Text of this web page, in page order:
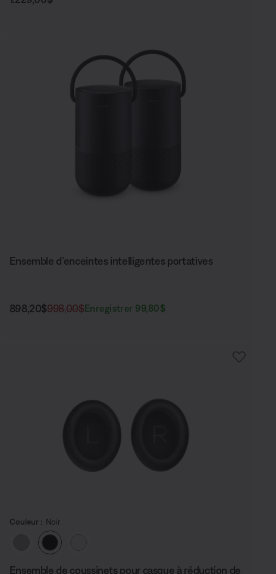
Ensemble d’enceintes intelligentes portatives
Prix actuel :
898,20$Prix original :
998,00$Enregistrer 99,80$
Couleur : Noir
Choisissez la couleur
Ensemble de coussinets pour casque à réduction de